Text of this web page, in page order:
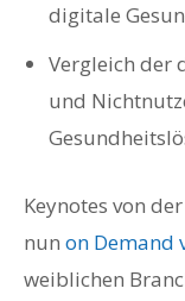
digitale
Vergleich der
und
Keynotes von
nun on Demand
weiblichen